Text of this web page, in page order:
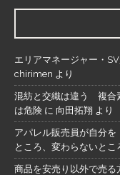
エリアマネージャー・
chirimen より
混紡と交織は違う 複合
は危険 に 向田拓翔 より
アパレル販売員が自分
ところ、変わらないとこ
商品を安売り以外で売る